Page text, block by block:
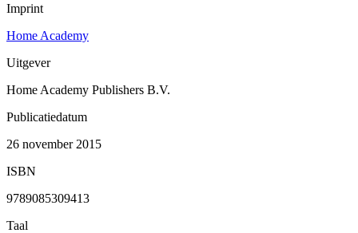
Imprint
Home Academy
Uitgever
Home Academy Publishers B.V.
Publicatiedatum
26 november 2015
ISBN
9789085309413
Taal